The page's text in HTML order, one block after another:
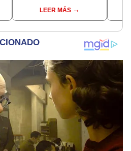
Luz: la agarra de la
mano sin su
LEER MÁS